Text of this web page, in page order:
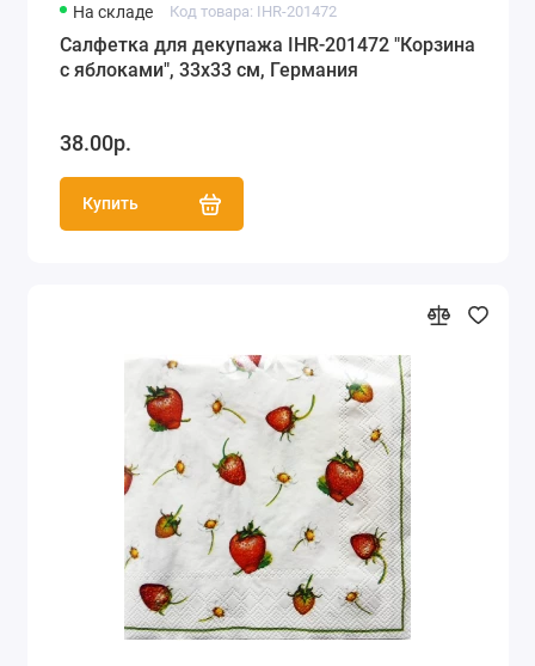
На складе Код товара: IHR-201472
Салфетка для декупажа IHR-201472 "Корзина
с яблоками", 33х33 см, Германия
38.00р.
Купить